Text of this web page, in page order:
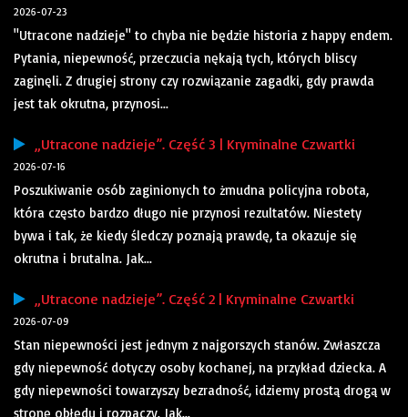
2026-07-23
"Utracone nadzieje" to chyba nie będzie historia z happy endem.
Pytania, niepewność, przeczucia nękają tych, których bliscy
zaginęli. Z drugiej strony czy rozwiązanie zagadki, gdy prawda
jest tak okrutna, przynosi...
„Utracone nadzieje”. Część 3 | Kryminalne Czwartki
2026-07-16
Poszukiwanie osób zaginionych to żmudna policyjna robota,
która często bardzo długo nie przynosi rezultatów. Niestety
bywa i tak, że kiedy śledczy poznają prawdę, ta okazuje się
okrutna i brutalna. Jak...
„Utracone nadzieje”. Część 2 | Kryminalne Czwartki
2026-07-09
Stan niepewności jest jednym z najgorszych stanów. Zwłaszcza
gdy niepewność dotyczy osoby kochanej, na przykład dziecka. A
gdy niepewności towarzyszy bezradność, idziemy prostą drogą w
stronę obłędu i rozpaczy. Jak...